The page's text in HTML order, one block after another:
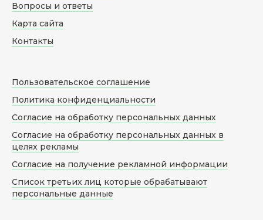
Вопросы и ответы
Карта сайта
Контакты
Пользовательское соглашение
Политика конфиденциальности
Согласие на обработку персональных данных
Согласие на обработку персональных данных в
целях рекламы
Согласие на получение рекламной информации
Список третьих лиц которые обрабатывают
персональные данные